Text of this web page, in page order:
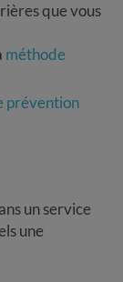
que vous
méthode
prévention
un service
une